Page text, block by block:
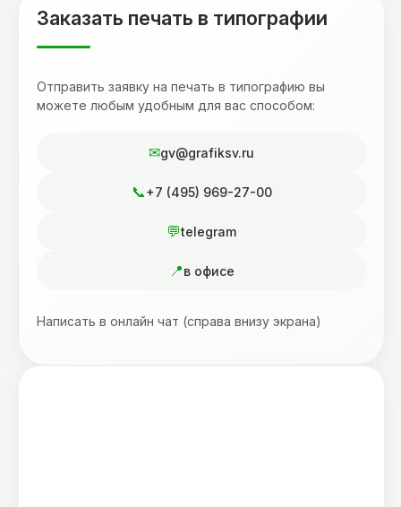
Заказать печать в типографии
Отправить заявку на печать в типографию вы
можете любым удобным для вас способом:
gv@grafiksv.ru
+7 (495) 969-27-00
telegram
в офисе
Написать в онлайн чат (справа внизу экрана)